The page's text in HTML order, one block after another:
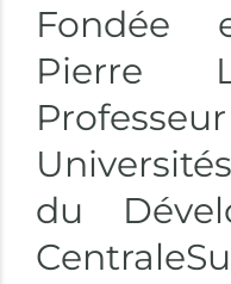
Fondée
Pierre
du